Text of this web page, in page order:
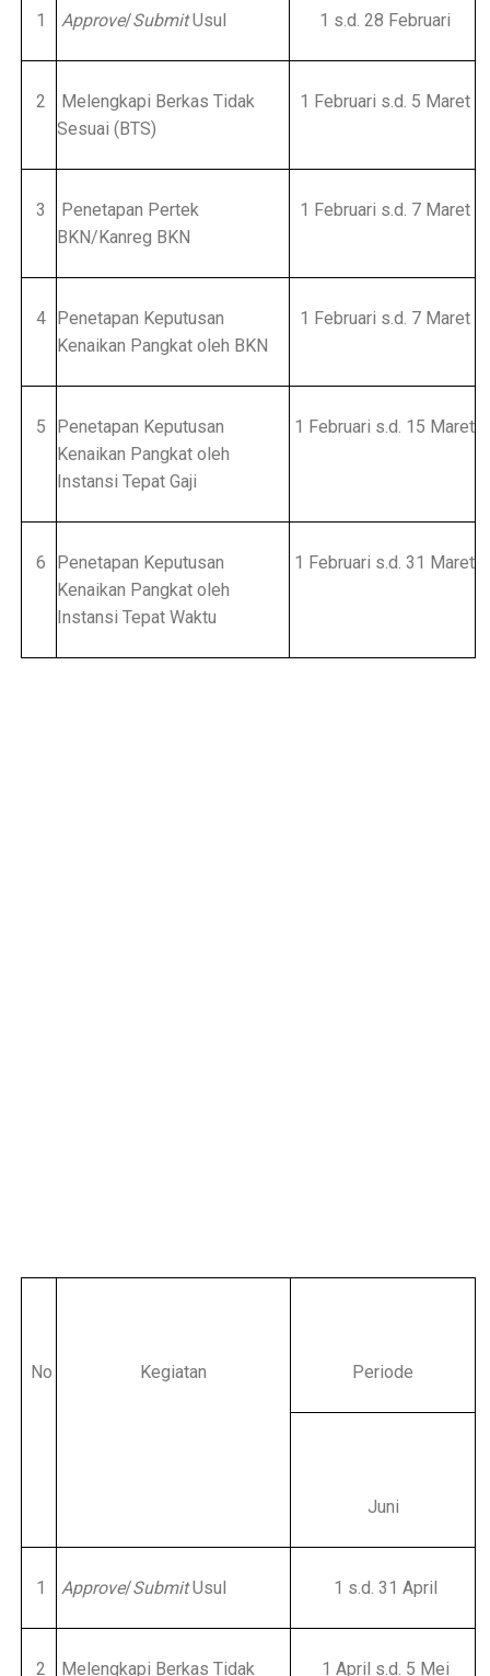
1 Approve/SubmitUsul 1 s.d. 28 Februari
2
Melengkapi Berkas Tidak
Sesuai (BTS)
1 Februari s.d. 5 Maret
3
Penetapan Pertek
BKN/Kanreg BKN
1 Februari s.d. 7 Maret
4 Penetapan Keputusan
Kenaikan Pangkat oleh BKN
1 Februari s.d. 7 Maret
5
Penetapan Keputusan
Kenaikan Pangkat oleh
Instansi Tepat Gaji
1 Februari s.d. 15 Maret
6
Penetapan Keputusan
Kenaikan Pangkat oleh
Instansi Tepat Waktu
1 Februari s.d. 31 Maret
No Kegiatan Periode
Juni
1 Approve/SubmitUsul 1 s.d. 31 April
2 Melengkapi Berkas Tidak 1 April s.d. 5 Mei